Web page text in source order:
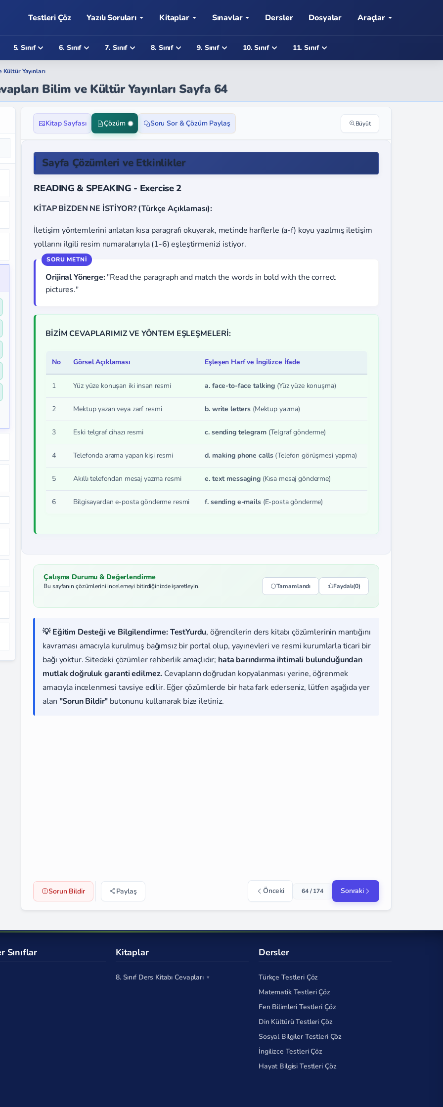
Testleri Çöz Yazılı Soruları Kitaplar Sınavlar Dersler Dosyalar Araçlar
5. Sınıf 6. Sınıf 7. Sınıf 8. Sınıf 9. Sınıf 10. Sınıf 11. Sınıf
Kültür Yayınları
Bilim ve Kültür Yayınları Sayfa 64
Kitap Sayfası Çözüm Soru Sor & Çözüm Paylaş Büyüt
Sayfa Çözümleri ve Etkinlikler
READING & SPEAKING - Exercise 2
KİTAP BİZDEN NE İSTİYOR? (Türkçe Açıklaması):
İletişim yöntemlerini anlatan kısa paragrafı okuyarak, metinde harflerle (a-f) koyu yazılmış iletişim
yollarını ilgili resim numaralarıyla (1-6) eşleştirmenizi istiyor.
Orijinal Yönerge:"Read the paragraph and match the words in bold with the correct
pictures."
BİZİM CEVAPLARIMIZ VE YÖNTEM EŞLEŞMELERİ:
No Görsel Açıklaması Eşleşen Harf ve İngilizce İfade
1 Yüz yüze konuşan iki insan resmi a. face-to-face talking (Yüz yüze konuşma)
2 Mektup yazan veya zarf resmi b. write letters (Mektup yazma)
3 Eski telgraf cihazı resmi c. sending telegram(Telgraf gönderme)
4 Telefonda arama yapan kişi resmi d. making phone calls(Telefon görüşmesi yapma)
5 Akıllı telefondan mesaj yazma resmi e. text messaging(Kısa mesaj gönderme)
6 Bilgisayardan e-posta gönderme resmi f. sending e-mails(E-posta gönderme)
Çalışma Durumu & Değerlendirme
Bu sayfanın çözümlerini incelemeyi bitirdiğinizde işaretleyin. Tamamlandı Faydalı(0)
💡 Eğitim Desteği ve Bilgilendirme:TestYurdu, öğrencilerin ders kitabı çözümlerinin mantığını
kavraması amacıyla kurulmuş bağımsız bir portal olup, yayınevleri ve resmi kurumlarla ticari bir
bağı yoktur. Sitedeki çözümler rehberlik amaçlıdır; hata barındırma ihtimali bulunduğundan
mutlak doğruluk garanti edilmez. Cevapların doğrudan kopyalanması yerine, öğrenmek
amacıyla incelenmesi tavsiye edilir. Eğer çözümlerde bir hata fark ederseniz, lütfen aşağıda yer
alan "Sorun Bildir" butonunu kullanarak bize iletiniz.
Sorun Bildir Paylaş Önceki 64 / 174 Sonraki
Sınıflar Kitaplar
8. Sınıf Ders Kitabı Cevapları
Dersler
Türkçe Testleri Çöz
Matematik Testleri Çöz
Fen Bilimleri Testleri Çöz
Din Kültürü Testleri Çöz
Sosyal Bilgiler Testleri Çöz
İngilizce Testleri Çöz
Hayat Bilgisi Testleri Çöz